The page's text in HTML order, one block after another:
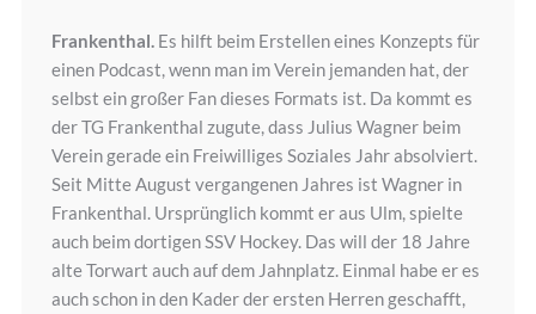
Frankenthal.Es hilft beim Erstellen eines Konzepts für
einen Podcast, wenn man im Verein jemanden hat, der
selbst ein großer Fan dieses Formats ist. Da kommt es
der TG Frankenthal zugute, dass Julius Wagner beim
Verein gerade ein Freiwilliges Soziales Jahr absolviert.
Seit Mitte August vergangenen Jahres ist Wagner in
Frankenthal. Ursprünglich kommt er aus Ulm, spielte
auch beim dortigen SSV Hockey. Das will der 18 Jahre
alte Torwart auch auf dem Jahnplatz. Einmal habe er es
auch schon in den Kader der ersten Herren geschafft,